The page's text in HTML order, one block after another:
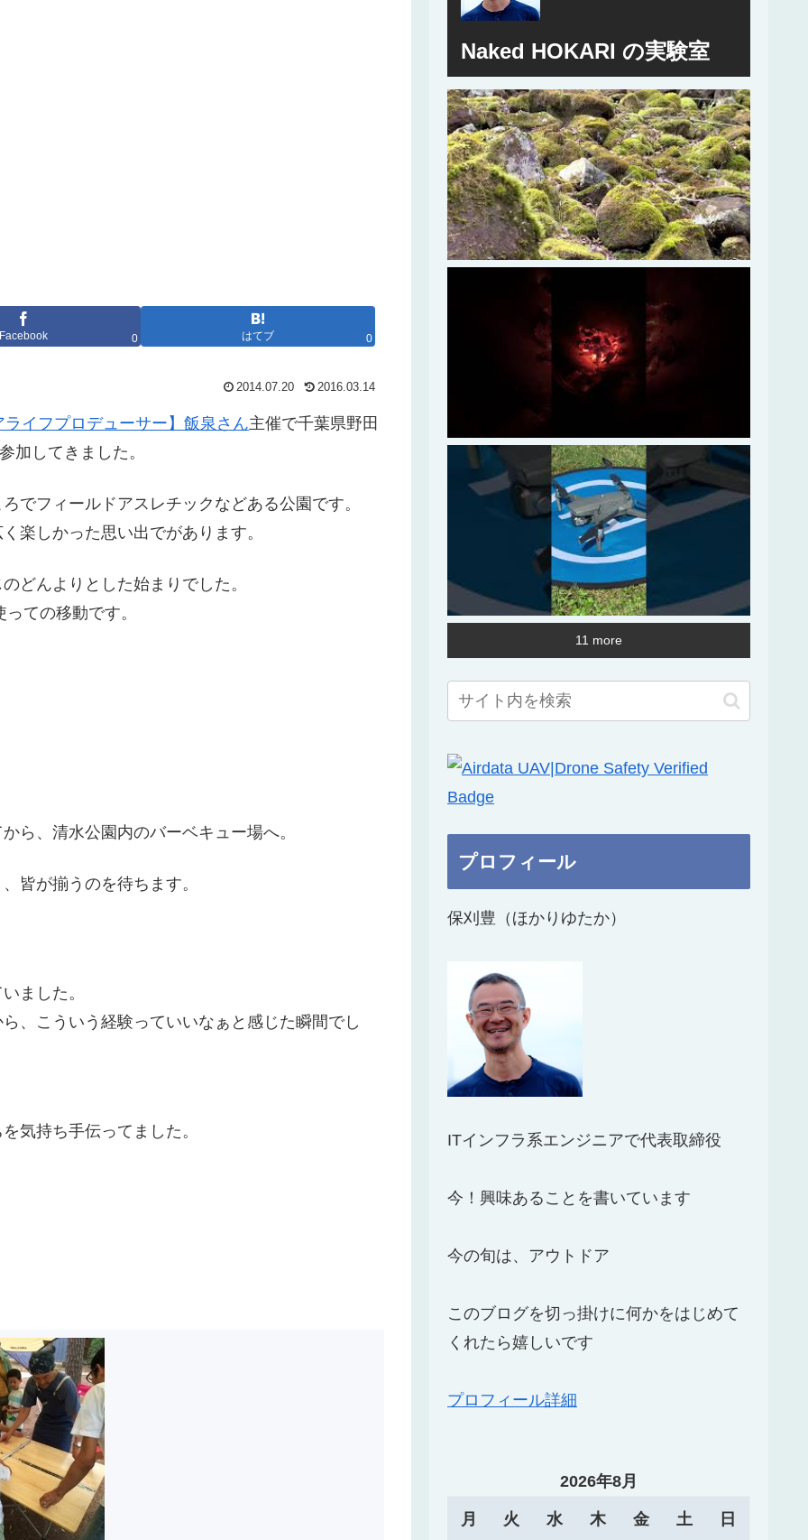
Facebook 0 はてブ 0
2014.07.20 2016.03.14
イフプロデューサー】飯泉さん主催で千葉県野田
加してきました。
でフィールドアスレチックなどある公園です。
楽しかった思い出でがあります。
どんよりとした始まりでした。
ての移動です。
ら、清水公園内のバーベキュー場へ。
皆が揃うのを待ちます。
ました。
、こういう経験っていいなぁと感じた瞬間でし
気持ち手伝ってました。
Naked HOKARI の実験室
11 more
プロフィール
保刈豊（ほかりゆたか）
ITインフラ系エンジニアで代表取締役
今！興味あることを書いています
今の旬は、アウトドア
このブログを切っ掛けに何かをはじめて
くれたら嬉しいです
プロフィール詳細
2026年8月
月 火 水 木 金 土 日